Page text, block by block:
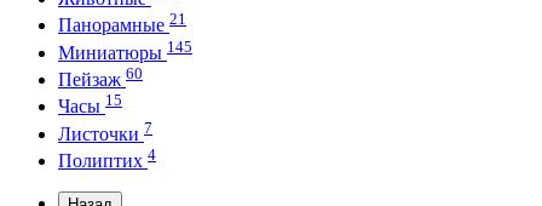
Панорамные 21
Миниатюры 145
Пейзаж 60
Часы 15
Листочки 7
Полиптих 4